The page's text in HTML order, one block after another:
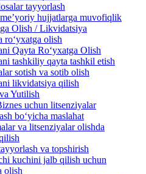
tayyorlash
hujjatlarga muvofiqlik
Olish / Likvidatsiya
ro‘yxatga olish
Qayta Ro‘yxatga Olish
tashkiliy qayta tashkil etish
sotish va sotib olish
likvidatsiya qilish
Yutilish
uchun litsenziyalar
boʻyicha maslahat
va litsenziyalar olishda
va topshirish
kuchini jalb qilish uchun
olish